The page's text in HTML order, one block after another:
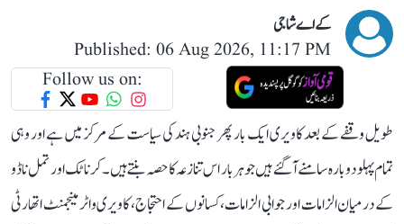
کے اے شاجی
Published: 06 Aug 2026, 11:17 PM
Follow us on:
طویل وقفے کے بعد کاویری ایک بار پھر جنوبی ہند کی سیاست کے مرکز میں ہے اور وہی
تمام پہلو دوبارہ سامنے آ گئے ہیں جو ہر بار اس تنازعہ کا حصہ بنتے ہیں۔ کرناٹک اور تمل ناڈو
کے درمیان الزامات اور جوابی الزامات، کسانوں کے احتجاج، کاویری واٹر مینجمنٹ اتھارٹی